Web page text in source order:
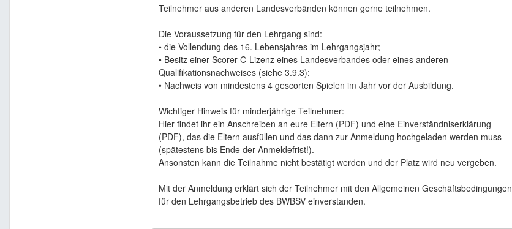
Teilnehmer aus anderen Landesverbänden können gerne teilnehmen.
Die Voraussetzung für den Lehrgang sind:
• die Vollendung des 16. Lebensjahres im Lehrgangsjahr;
• Besitz einer Scorer-C-Lizenz eines Landesverbandes oder eines anderen
Qualifikationsnachweises (siehe 3.9.3);
• Nachweis von mindestens 4 gescorten Spielen im Jahr vor der Ausbildung.
Wichtiger Hinweis für minderjährige Teilnehmer:
Hier findet ihr ein Anschreiben an eure Eltern (PDF) und eine Einverständniserklärung
(PDF), das die Eltern ausfüllen und das dann zur Anmeldung hochgeladen werden muss
(spätestens bis Ende der Anmeldefrist!).
Ansonsten kann die Teilnahme nicht bestätigt werden und der Platz wird neu vergeben.
Mit der Anmeldung erklärt sich der Teilnehmer mit den Allgemeinen Geschäftsbedingungen
für den Lehrgangsbetrieb des BWBSV einverstanden.